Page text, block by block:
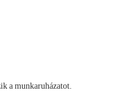
a munkaruházatot.